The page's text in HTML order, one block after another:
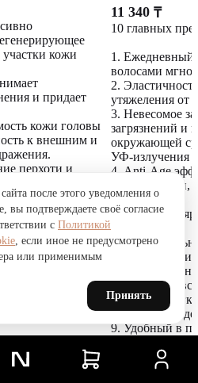
кожи
и придает
кожи головы
к внешним и
перхоти и
кожи
11 340 ₸
10 главных
1. Ежедневный
волосами
2.
утяжеления от
3. Невесомое
загрязнений и
окружающей
УФ-излучения
4. Anti-Age
длине
5. Сохраняет
6.
7. Нет
протяжении
8. Волосы
объем, долго
9. Удобный в
10.
создателя
после этого уведомления о
подтверждаете своё согласие
с Политикой
, если иное не предусмотрено
или применимым
Принять